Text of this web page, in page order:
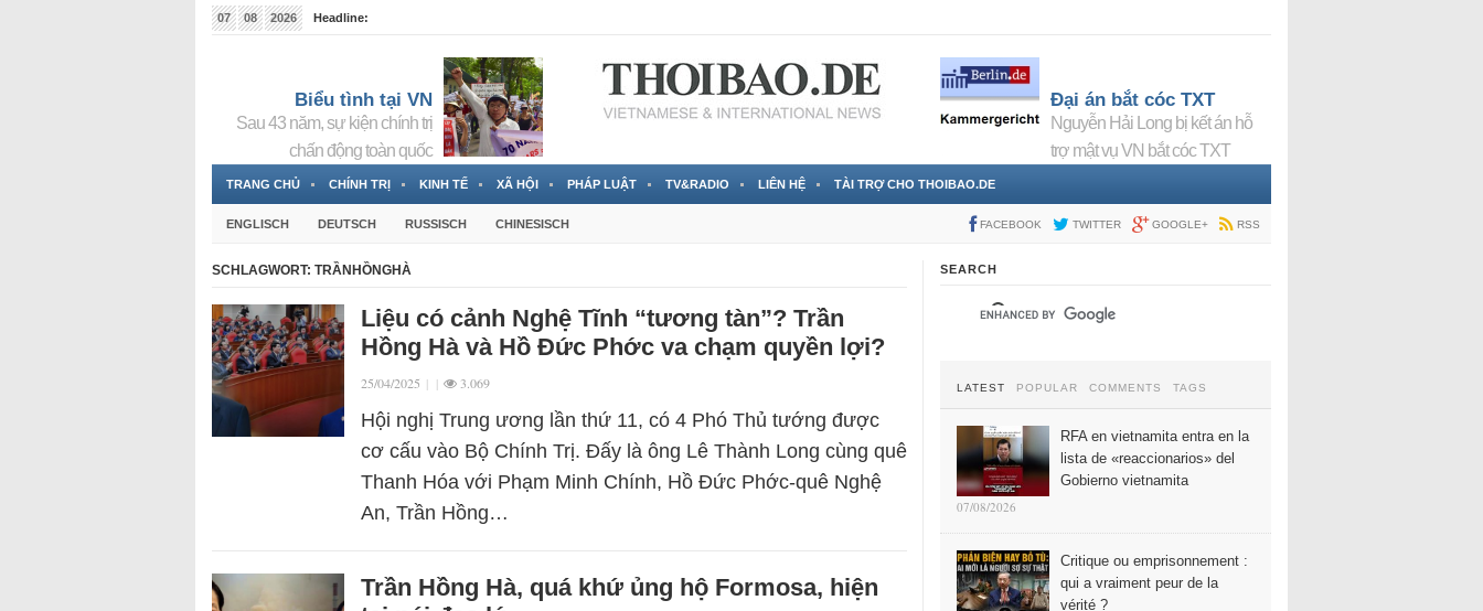
07 08 2026
Headline:
Biểu tình tại VN
Sau 43 năm, sự kiện chính trị
chấn động toàn quốc
Đại án bắt cóc TXT
Nguyễn Hải Long bị kết án hỗ
trợ mật vụ VN bắt cóc TXT
TRANG CHỦ CHÍNH TRỊ KINH TẾ XÃ HỘI PHÁP LUẬT TV&RADIO LIÊN HỆ TÀI TRỢ CHO THOIBAO.DE
ENGLISCH DEUTSCH RUSSISCH CHINESISCH FACEBOOK TWITTER GOOGLE+ RSS
SCHLAGWORT: TRẦNHỒNGHÀ
Liệu có cảnh Nghệ Tĩnh “tương tàn”? Trần
Hồng Hà và Hồ Đức Phớc va chạm quyền lợi?
25/04/2025 | | 3.069
Hội nghị Trung ương lần thứ 11, có 4 Phó Thủ tướng được
cơ cấu vào Bộ Chính Trị. Đấy là ông Lê Thành Long cùng quê
Thanh Hóa với Phạm Minh Chính, Hồ Đức Phớc-quê Nghệ
An, Trần Hồng…
Trần Hồng Hà, quá khứ ủng hộ Formosa, hiện
SEARCH
LATEST POPULAR COMMENTS TAGS
RFA en vietnamita entra en la
lista de «reaccionarios» del
Gobierno vietnamita
07/08/2026
Critique ou emprisonnement :
qui a vraiment peur de la
vérité ?